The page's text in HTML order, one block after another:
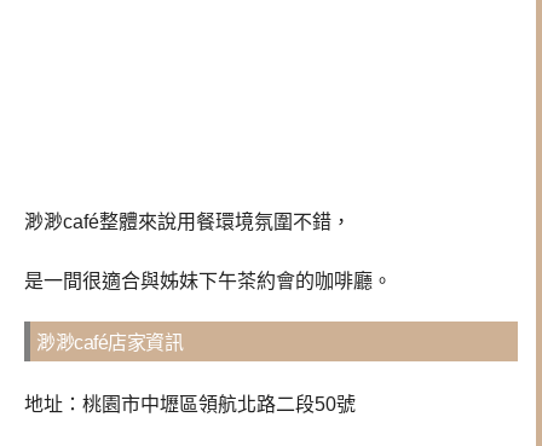
渺渺café整體來說用餐環境氛圍不錯，
是一間很適合與姊妹下午茶約會的咖啡廳。
渺渺café店家資訊
地址：桃園市中壢區領航北路二段50號